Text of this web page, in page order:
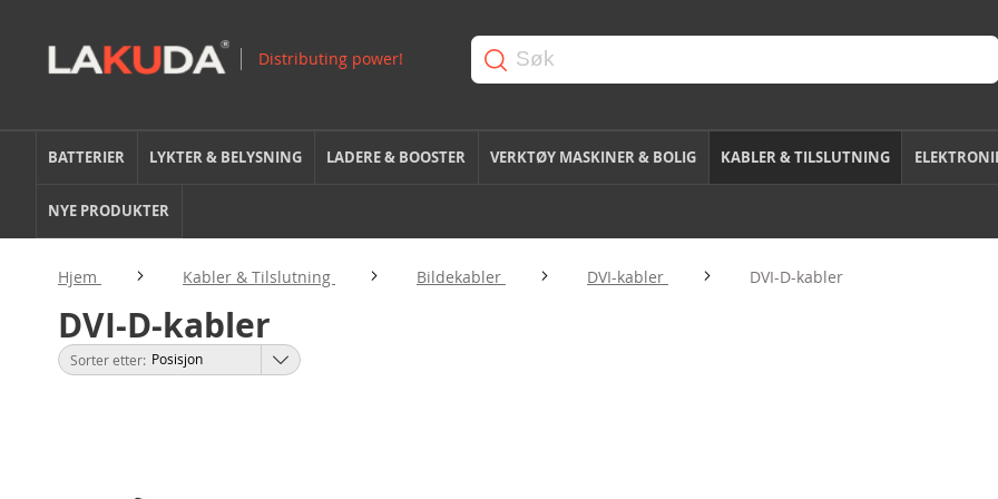
BATTERIER LYKTER & BELYSNING LADERE & BOOSTER VERKTØY MASKINER & BOLIG KABLER & TILSLUTNING
NYE PRODUKTER
Hjem Kabler & Tilslutning Bildekabler DVI-kabler DVI-D-kabler
DVI-D-kabler
Sorter etter